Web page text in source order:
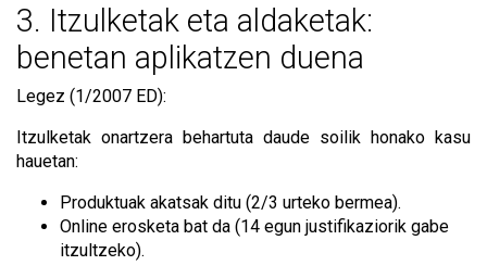
3. Itzulketak eta aldaketak:
benetan aplikatzen duena
Legez (1/2007 ED):
Itzulketak onartzera behartuta daude soilik honako kasu
hauetan:
Produktuak akatsak ditu (2/3 urteko bermea).
Online erosketa bat da (14 egun justifikaziorik gabe
itzultzeko).